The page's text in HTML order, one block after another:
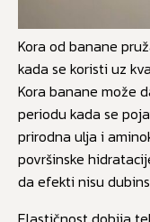
Kora od banane
kada se koristi uz
Kora banane može
periodu kada se
prirodna ulja i
površinske
da efekti nisu